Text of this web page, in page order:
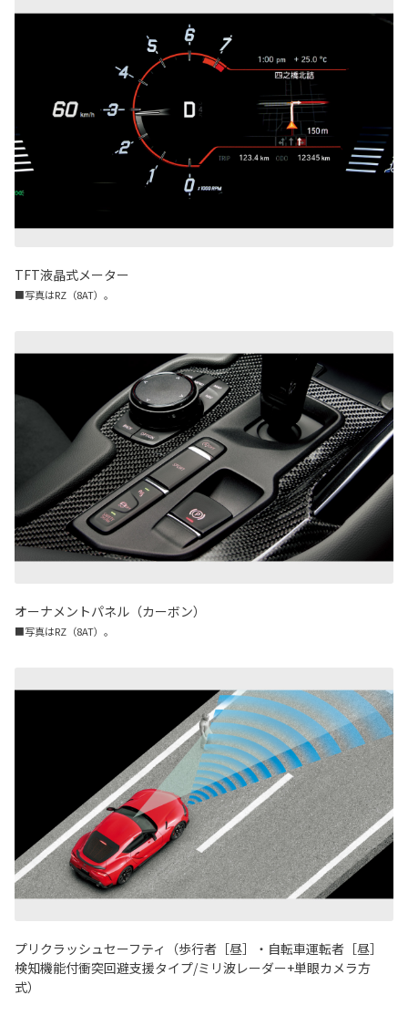
TFT液晶式メーター
■写真はRZ（8AT）。
オーナメントパネル（カーボン）
■写真はRZ（8AT）。
プリクラッシュセーフティ（歩行者［昼］・自転車運転者［昼］
検知機能付衝突回避支援タイプ/ミリ波レーダー+単眼カメラ方
式）